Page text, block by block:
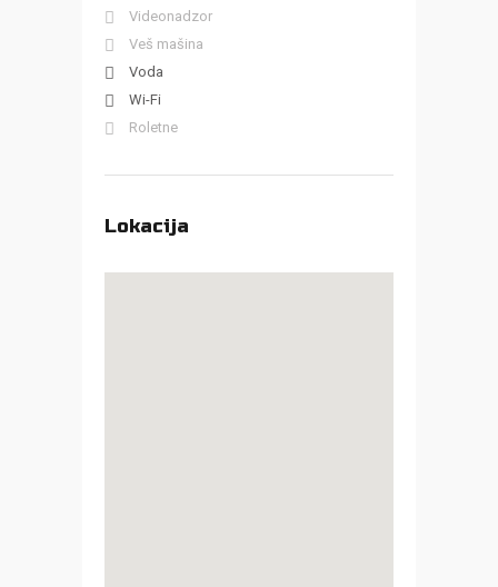
Videonadzor
Veš mašina
Voda
Wi-Fi
Roletne
Lokacija